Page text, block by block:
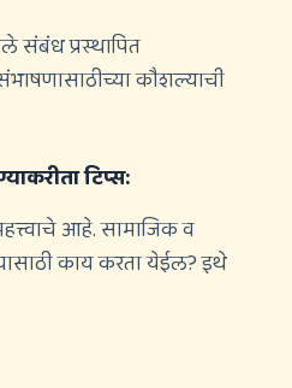
संबंध प्रस्थापित
कौशल्याची
टिप्स:
आहे. सामाजिक व
काय करता येईल? इथे